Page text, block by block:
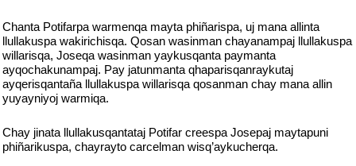
Chanta Potifarpa warmenqa mayta phiñarispa, uj mana allinta
llullakuspa wakirichisqa. Qosan wasinman chayanampaj llullakuspa
willarisqa, Joseqa wasinman yaykusqanta paymanta
ayqochakunampaj. Pay jatunmanta qhaparisqanraykutaj
ayqerisqantaña llullakuspa willarisqa qosanman chay mana allin
yuyayniyoj warmiqa.
Chay jinata llullakusqantataj Potifar creespa Josepaj maytapuni
phiñarikuspa, chayrayto carcelman wisq’aykucherqa.